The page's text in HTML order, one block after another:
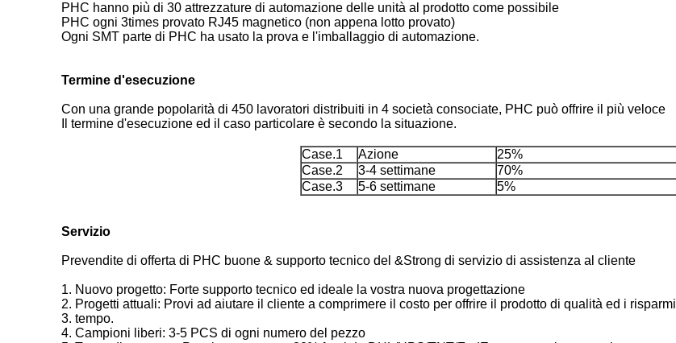
PHC hanno più di 30 attrezzature di automazione delle unità al prodotto come possibile
PHC ogni 3times provato RJ45 magnetico (non appena lotto provato)
Ogni SMT parte di PHC ha usato la prova e l'imballaggio di automazione.
Termine d'esecuzione
Con una grande popolarità di 450 lavoratori distribuiti in 4 società consociate, PHC può offrire il più veloce
Il termine d'esecuzione ed il caso particolare è secondo la situazione.
Case.1 Azione
25%
Case.2
3-4 settimane
70%
Case.3
5-6 settimane 5%
Servizio
Prevendite di offerta di PHC buone & supporto tecnico del &Strong di servizio di assistenza al cliente
1. Nuovo progetto: Forte supporto tecnico ed ideale la vostra nuova progettazione
2. Progetti attuali: Provi ad aiutare il cliente a comprimere il costo per offrire il prodotto di qualità ed i risparmi
3. tempo.
4. Campioni liberi: 3-5 PCS di ogni numero del pezzo